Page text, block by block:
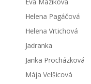
Helena Pagáčová
Helena Vrtichová
Jadranka
Janka Procházková
Mája Velšicová